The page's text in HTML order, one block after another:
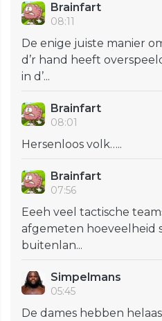
Brainfart
08:11
De enige juiste manier
d’r hand heeft
in d’...
Brainfart
08:01
Hersenloos volk…..
Brainfart
07:56
Eeeh veel tactische
afgemeten hoeveelheid
buitenlan...
Simpelmans
05:45
De dames hebben